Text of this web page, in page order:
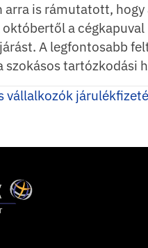
arra is rámutatott,
októbertől a
A legfontosabb
szokásos tartózkodási
vállalkozók